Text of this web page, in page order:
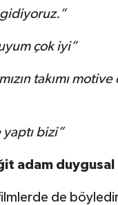
uyum çok iyi”
takımı motive
bizi”
adam duygusal
de